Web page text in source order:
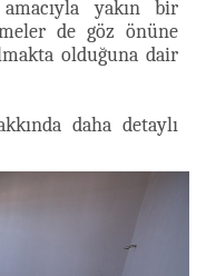
amacıyla yakın bir
de göz önüne
olduğuna dair
daha detaylı